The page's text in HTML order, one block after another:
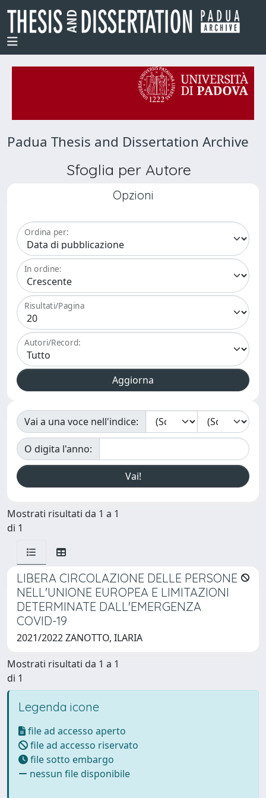
Padua Thesis and Dissertation Archive
Sfoglia per Autore
Opzioni
Ordina per:
In ordine:
Risultati/Pagina
Autori/Record:
Vai a una voce nell'indice:
O digita l'anno:
Mostrati risultati da 1 a 1
di 1
LIBERA CIRCOLAZIONE DELLE PERSONE
NELL'UNIONE EUROPEA E LIMITAZIONI
DETERMINATE DALL'EMERGENZA
COVID-19
2021/2022 ZANOTTO, ILARIA
Mostrati risultati da 1 a 1
di 1
Legenda icone
file ad accesso aperto
file ad accesso riservato
file sotto embargo
nessun file disponibile